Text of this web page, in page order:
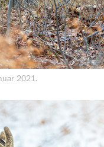
2021.